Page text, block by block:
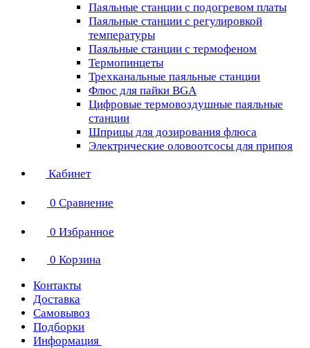
Паяльные станции с подогревом платы
Паяльные станции с регулировкой
температуры
Паяльные станции с термофеном
Термопинцеты
Трехканальные паяльные станции
Флюс для пайки BGA
Цифровые термовоздушные паяльные
станции
Шприцы для дозирования флюса
Электрические оловоотсосы для припоя
Кабинет
0 Сравнение
0 Избранное
0 Корзина
Контакты
Доставка
Самовывоз
Подборки
Информация